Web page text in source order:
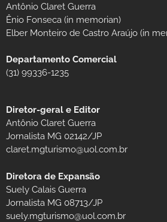
Antônio Claret Guerra
Ênio Fonseca (in memorian)
Elber Monteiro de Castro Araújo (in
Departamento Comercial
(31) 99336-1235
Diretor-geral e Editor
Antônio Claret Guerra
Jornalista MG 02142/JP
claret.mgturismo@uol.com.br
Diretora de Expansão
Suely Calais Guerra
Jornalista MG 08713/JP
suely.mgturismo@uol.com.br